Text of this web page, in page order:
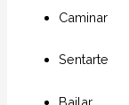
Caminar
Sentarte
Bailar